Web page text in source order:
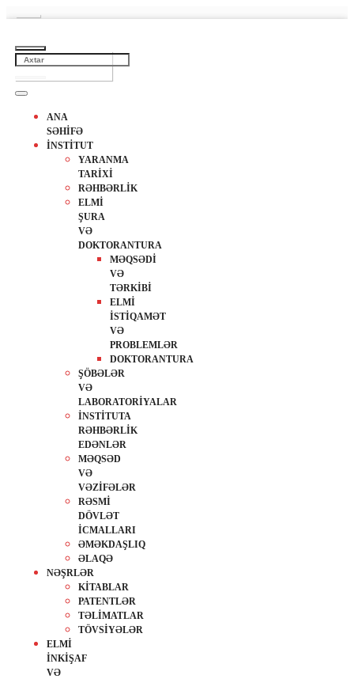
ANA
SƏHİFƏ
İNSTİTUT
YARANMA
TARİXİ
RƏHBƏRLİK
ELMİ
ŞURA
VƏ
DOKTORANTURA
MƏQSƏDİ
VƏ
TƏRKİBİ
ELMİ
İSTİQAMƏT
VƏ
PROBLEMLƏR
DOKTORANTURA
ŞÖBƏLƏR
VƏ
LABORATORİYALAR
İNSTİTUTA
RƏHBƏRLİK
EDƏNLƏR
MƏQSƏD
VƏ
VƏZİFƏLƏR
RƏSMİ
DÖVLƏT
İCMALLARI
ƏMƏKDAŞLIQ
ƏLAQƏ
NƏŞRLƏR
KİTABLAR
PATENTLƏR
TƏLİMATLAR
TÖVSİYƏLƏR
ELMİ
İNKİŞAF
VƏ